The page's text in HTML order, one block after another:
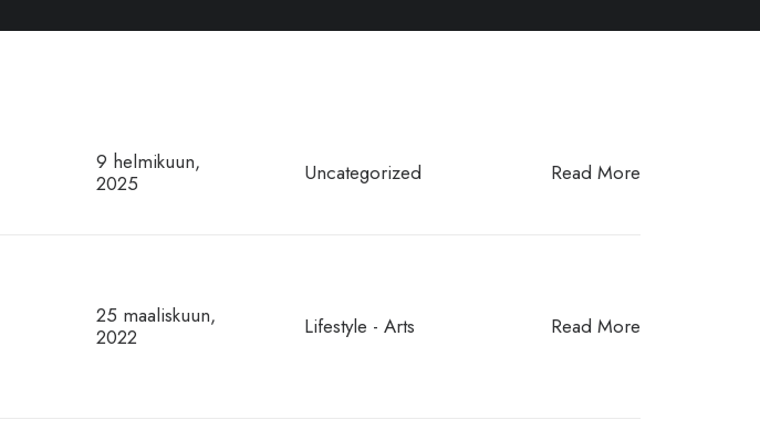
9 helmikuun,
2025
Uncategorized Read More
25 maaliskuun,
2022
Lifestyle - Arts Read More